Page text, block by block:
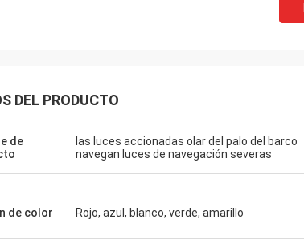
buen precio, gente de la
la calidad como sus
DEL PRODUCTO
de
las luces accionadas olar del palo del barco
navegan luces de navegación severas
de color Rojo, azul, blanco, verde, amarillo